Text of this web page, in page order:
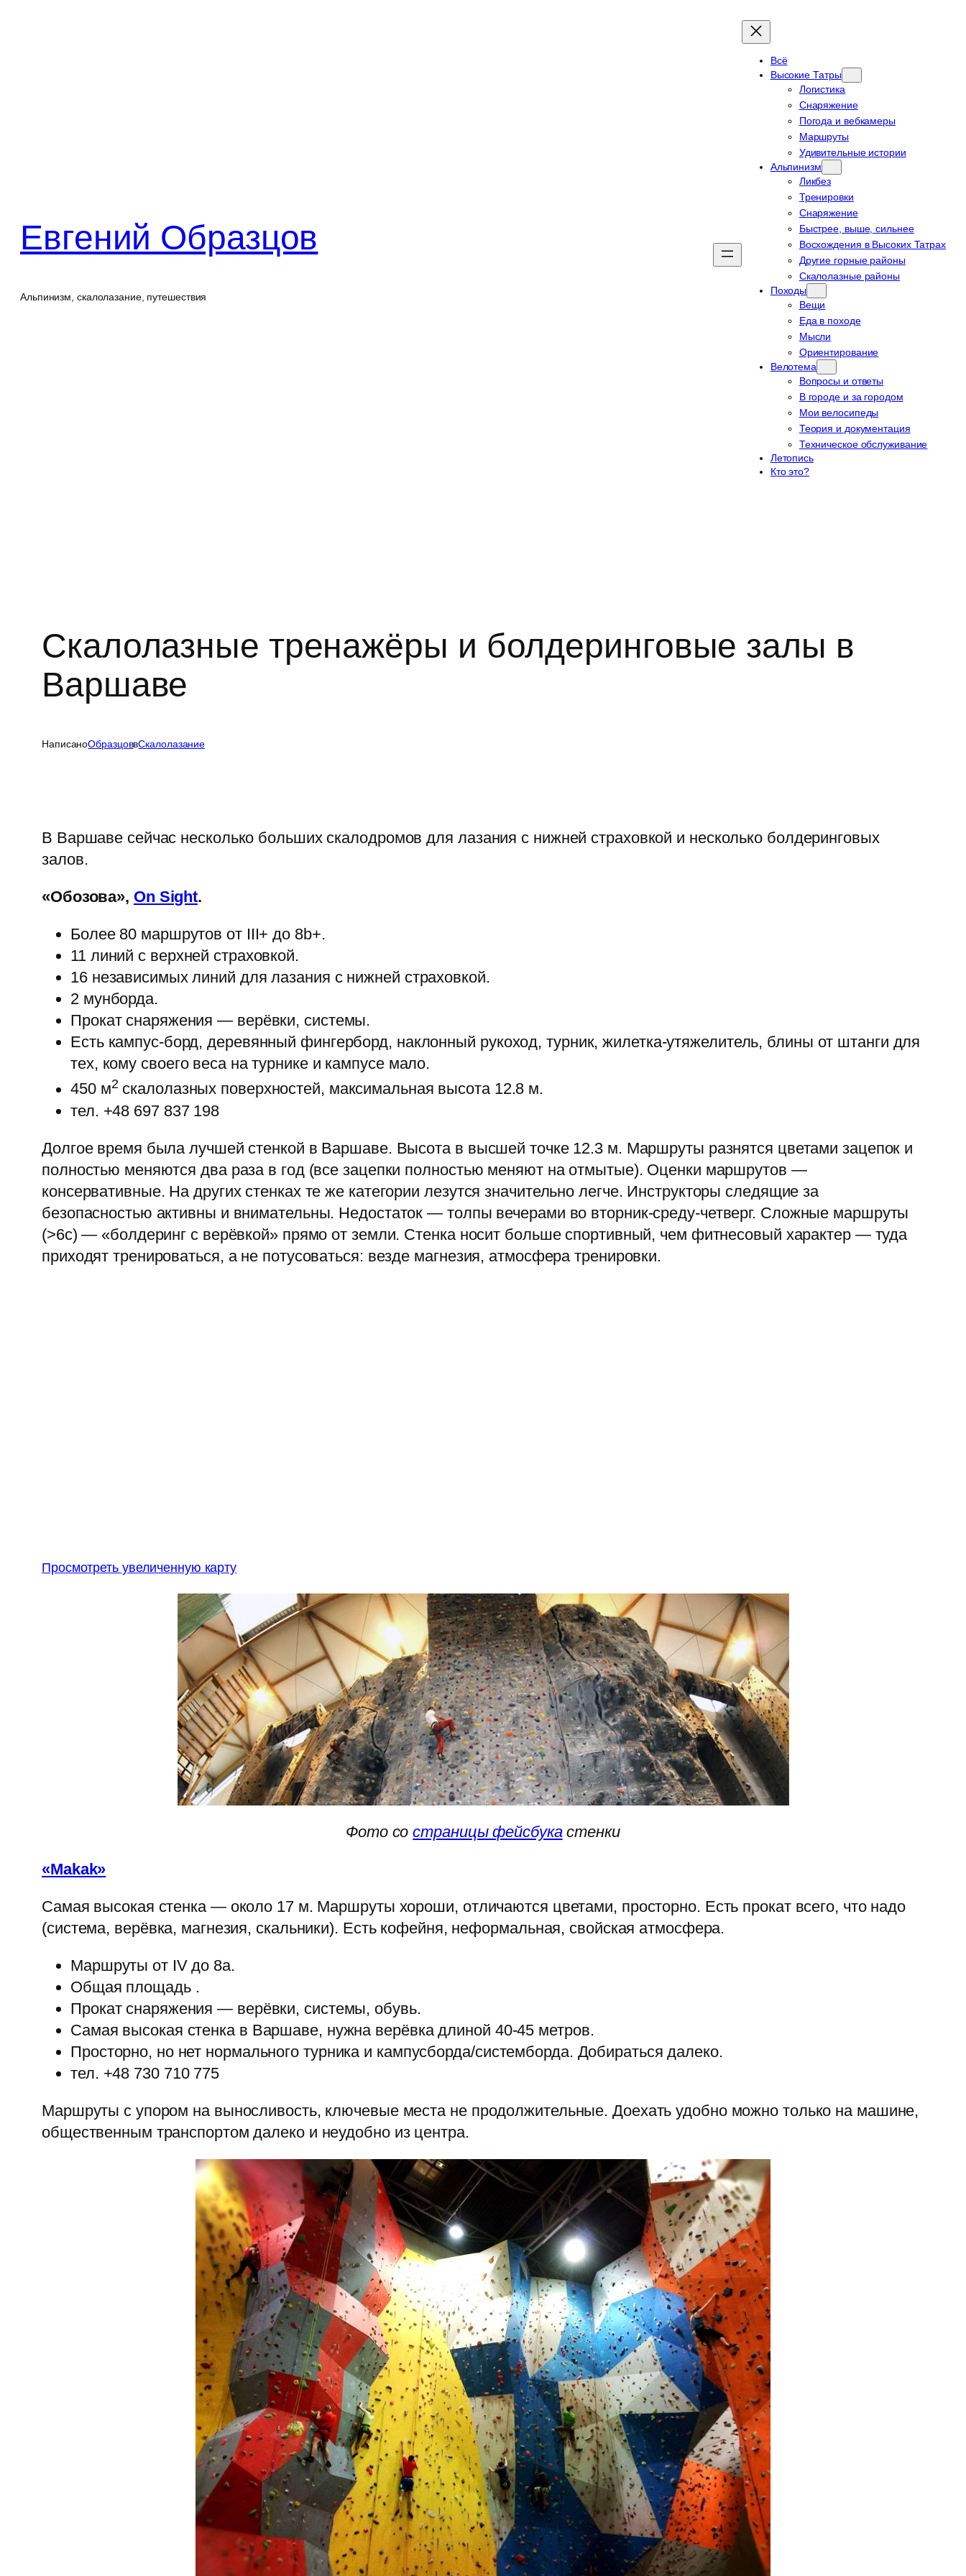
Евгений Образцов
Альпинизм, скалолазание, путешествия
Всё
Высокие Татры
Логистика
Снаряжение
Погода и вебкамеры
Маршруты
Удивительные истории
Альпинизм
Ликбез
Тренировки
Снаряжение
Быстрее, выше, сильнее
Восхождения в Высоких Татрах
Другие горные районы
Скалолазные районы
Походы
Вещи
Еда в походе
Мысли
Ориентирование
Велотема
Вопросы и ответы
В городе и за городом
Мои велосипеды
Теория и документация
Техническое обслуживание
Летопись
Кто это?
Скалолазные тренажёры и болдеринговые залы в
Варшаве
НаписаноОбразцоввСкалолазание
В Варшаве сейчас несколько больших скалодромов для лазания с нижней страховкой и несколько болдеринговых
залов.
«Обозова», On Sight.
Более 80 маршрутов от III+ до 8b+.
11 линий с верхней страховкой.
16 независимых линий для лазания с нижней страховкой.
2 мунборда.
Прокат снаряжения — верёвки, системы.
Есть кампус-борд, деревянный фингерборд, наклонный рукоход, турник, жилетка-утяжелитель, блины от штанги для
тех, кому своего веса на турнике и кампусе мало.
450 м2скалолазных поверхностей, максимальная высота 12.8 м.
тел. +48 697 837 198
Долгое время была лучшей стенкой в Варшаве. Высота в высшей точке 12.3 м. Маршруты разнятся цветами зацепок и
полностью меняются два раза в год (все зацепки полностью меняют на отмытые). Оценки маршрутов —
консервативные. На других стенках те же категории лезутся значительно легче. Инструкторы следящие за
безопасностью активны и внимательны. Недостаток — толпы вечерами во вторник-среду-четверг. Сложные маршруты
(>6c) — «болдеринг с верёвкой» прямо от земли. Стенка носит больше спортивный, чем фитнесовый характер — туда
приходят тренироваться, а не потусоваться: везде магнезия, атмосфера тренировки.
Просмотреть увеличенную карту
Фото состраницы фейсбукастенки
«Makak»
Самая высокая стенка — около 17 м. Маршруты хороши, отличаются цветами, просторно. Есть прокат всего, что надо
(система, верёвка, магнезия, скальники). Есть кофейня, неформальная, свойская атмосфера.
Маршруты от IV до 8а.
Общая площадь .
Прокат снаряжения — верёвки, системы, обувь.
Самая высокая стенка в Варшаве, нужна верёвка длиной 40-45 метров.
Просторно, но нет нормального турника и кампусборда/системборда. Добираться далеко.
тел. +48 730 710 775
Маршруты с упором на выносливость, ключевые места не продолжительные. Доехать удобно можно только на машине,
общественным транспортом далеко и неудобно из центра.